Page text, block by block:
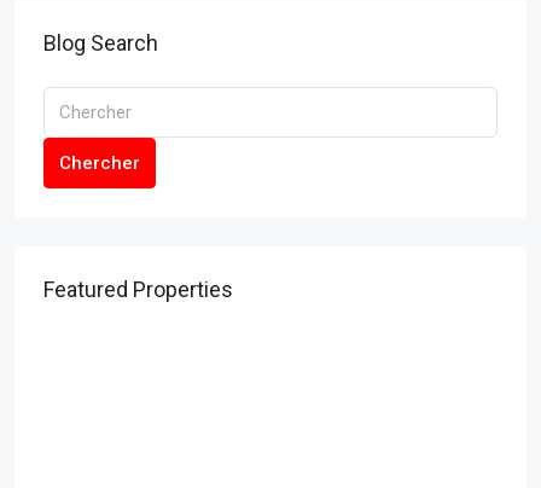
Blog Search
Chercher
Featured Properties